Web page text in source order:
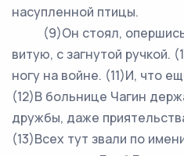
насупленной птицы.
(9)Он стоял, опершись
витую, с загнутой ручкой.
ногу на войне. (11)И, что
(12)В больнице Чагин
дружбы, даже
(13)Всех тут звали по